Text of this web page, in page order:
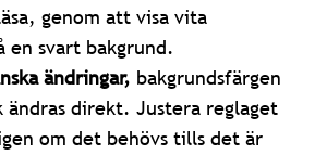
genom att visa vita
en svart bakgrund.
ändringar, bakgrundsfärgen
ändras direkt. Justera reglaget
om det behövs tills det är